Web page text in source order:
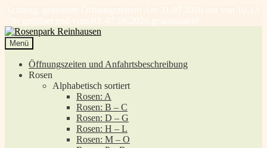
Achtung, geänderte Öffnungszeiten! Am 31.07.2026 nur von 10-13
Uhr geöffnet und vom 03.-07.08.2026 geschlossen!
Zur
Navigation
springen
Zum
Inhalt
springen
Menü
Öffnungszeiten und Anfahrtsbeschreibung
Rosen
Alphabetisch sortiert
Rosen: A
Rosen: B – C
Rosen: D – G
Rosen: H – L
Rosen: M – O